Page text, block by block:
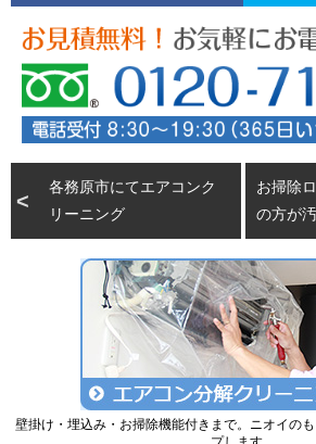
各務原市にてエアコンク
リーニング
お掃除
の方が
壁掛け・埋込み・お掃除機能付きまで。ニオイの